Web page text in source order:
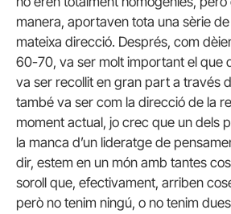
manera, aportaven tota una sèrie
mateixa direcció. Després, com
60-70, va ser molt important el que
va ser recollit en gran part a través
també va ser com la direcció de la
moment actual, jo crec que un dels
la manca d’un lideratge de
dir, estem en un món amb tantes
soroll que, efectivament, arriben
però no tenim ningú, o no tenim